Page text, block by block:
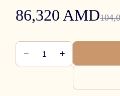
86,320 AMD
− 1 +